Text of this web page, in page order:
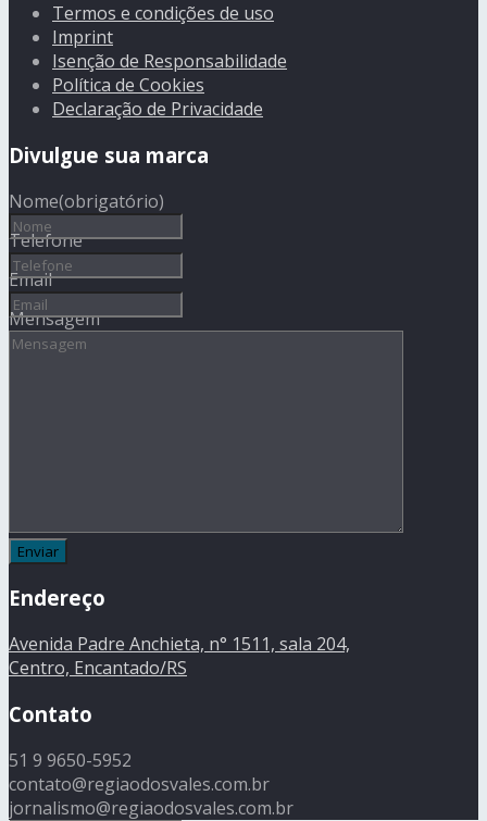
Termos e condições de uso
Imprint
Isenção de Responsabilidade
Política de Cookies
Declaração de Privacidade
Divulgue sua marca
Nome(obrigatório)
Telefone
Email
Mensagem
Endereço
Avenida Padre Anchieta, n° 1511, sala 204,
Centro, Encantado/RS
Contato
51 9 9650-5952
contato@regiaodosvales.com.br
jornalismo@regiaodosvales.com.br